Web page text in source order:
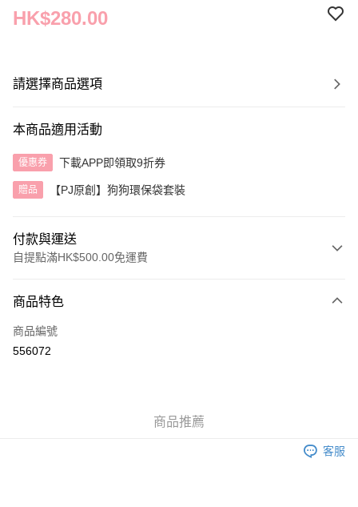
HK$280.00
請選擇商品選項
本商品適用活動
優惠券 下載APP即領取9折券
贈品 【PJ原創】狗狗環保袋套裝
付款與運送
自提點滿HK$500.00免運費
信用卡
AlipayHK
每筆HK$40.00，滿HK$500.00或以上免運費
商品特色
商品編號
556072
商品推薦
客服